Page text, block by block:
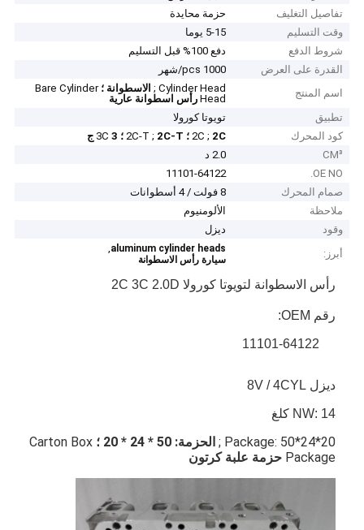
تفاصيل التغليف
حزمة محايدة
وقت التسليم
5-15 يوما
شروط الدفع
دفع 100% قبل التسليم
القدرة على العرض
1000 pcs/شهر
اسم المنتج
Cylinder Head ; الاسطوانة ؛ Bare Cylinder
Head رأس اسطوانة عارية
تطبيق
تويوتا كورولا
كود المحرك
2C ; 2C ؛ 2C-T ; 2C-T ؛ 3C 3 ج
CM³
2.0 د
OE NO.
11101-64122
صمام المحرك
8 فولت / 4 أسطوانات
ملاحظة
الألومنيوم
وقود
ديزل
أبرز:
aluminum cylinder heads
,
سيارة رأس الاسطوانة
رأس الاسطوانة لتويوتا كورولا 2C 3C 2.0D
رقم OEM:
11101-64122
ديزل 8V / 4CYL
NW: 14 كلغ
Package: 50*24*20 ; الحزمة: 50 * 24 * 20 ؛
Carton Box
Package حزمة علبة كرتون